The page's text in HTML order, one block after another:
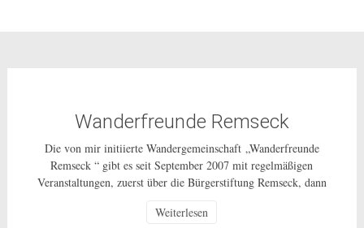
Wanderfreunde Remseck
Die von mir initiierte Wandergemeinschaft „Wanderfreunde
Remseck “ gibt es seit September 2007 mit regelmäßigen
Veranstaltungen, zuerst über die Bürgerstiftung Remseck, dann
Bürgerschaftliches Engagement für alle Bürgerinnen und Bürger
Weiterlesen